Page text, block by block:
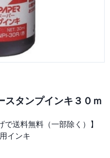
タンプインキ３０ｍ
で送料無料（一部除く）】
インキ